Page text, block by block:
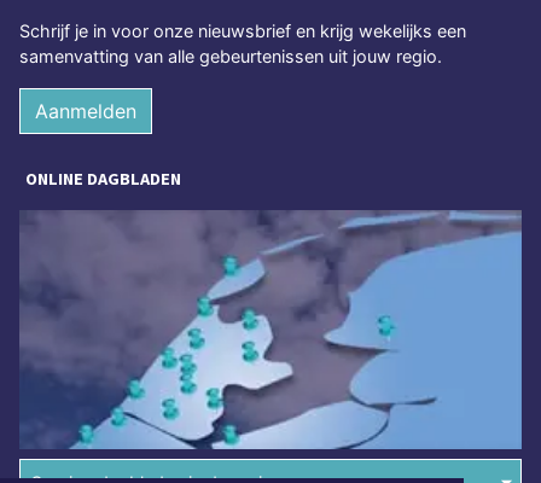
Schrijf je in voor onze nieuwsbrief en krijg wekelijks een
samenvatting van alle gebeurtenissen uit jouw regio.
Aanmelden
ONLINE DAGBLADEN